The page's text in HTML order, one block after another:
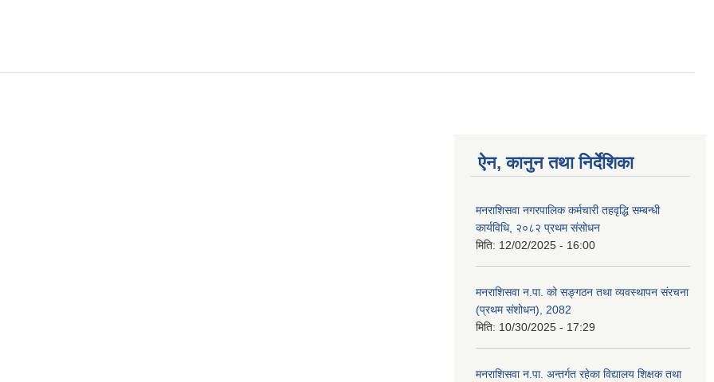
ऐन, कानुन तथा निर्देशिका
मनराशिसवा नगरपालिक कर्मचारी तहवृद्धि सम्बन्धी
कार्यविधि, २०८२ प्रथम संसोधन
मिति: 12/02/2025 - 16:00
मनराशिसवा न.पा. को सङ्गठन तथा व्यवस्थापन संरचना
(प्रथम संशोधन), 2082
मिति: 10/30/2025 - 17:29
मनराशिसवा न.पा. अन्तर्गत रहेका विद्यालय शिक्षक तथा